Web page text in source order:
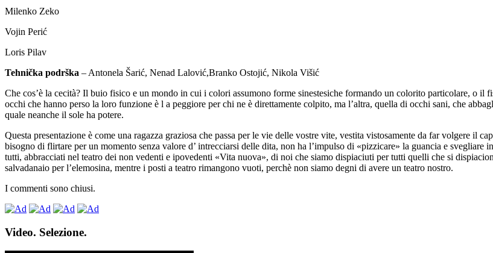
Milenko Zeko
Vojin Perić
Loris Pilav
Tehnička podrška – Antonela Šarić, Nenad Lalović,Branko Ostojić, Nikola Višić
Che cos’è la cecità? Il buio fisico e un mondo in cui i colori assumono forme sinestesiche formando un colorito particolare, o
occhi che hanno perso la loro funzione è l a peggiore per chi ne è direttamente colpito, ma l’altra, quella di occhi sani, che
quale neanche il sole ha potere.
Questa presentazione è come una ragazza graziosa che passa per le vie delle vostre vite, vestita vistosamente da far volgere il
bisogno di flirtare per un momento senza valore d’ intrecciarsi delle dita, non ha l’impulso di «pizzicare» la guancia e
tutti, abbracciati nel teatro dei non vedenti e ipovedenti «Vita nuova», di noi che siamo dispiaciuti per tutti quelli che si
salvadanaio per l’elemosina, mentre i posti a teatro rimangono vuoti, perchè non siamo degni di avere un teatro nostro.
I commenti sono chiusi.
Video. Selezione.